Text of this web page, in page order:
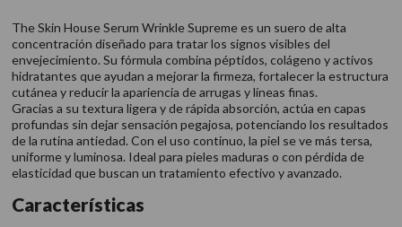
The Skin House Serum Wrinkle Supreme es un suero de alta
concentración diseñado para tratar los signos visibles del
envejecimiento. Su fórmula combina péptidos, colágeno y activos
hidratantes que ayudan a mejorar la firmeza, fortalecer la estructura
cutánea y reducir la apariencia de arrugas y líneas finas.
Gracias a su textura ligera y de rápida absorción, actúa en capas
profundas sin dejar sensación pegajosa, potenciando los resultados
de la rutina antiedad. Con el uso continuo, la piel se ve más tersa,
uniforme y luminosa. Ideal para pieles maduras o con pérdida de
elasticidad que buscan un tratamiento efectivo y avanzado.
Características